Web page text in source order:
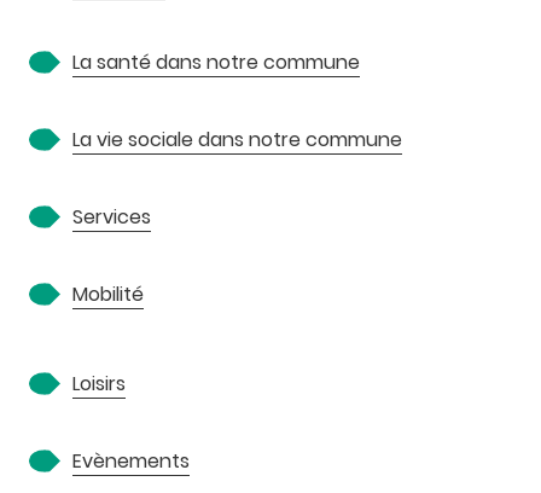
La santé dans notre commune
La vie sociale dans notre commune
Services
Mobilité
Loisirs
Evènements